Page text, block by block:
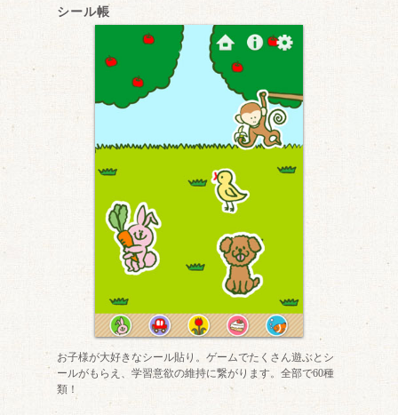
シール帳
お子様が大好きなシール貼り。ゲームでたくさん遊ぶとシ
ールがもらえ、学習意欲の維持に繋がります。全部で60種
類！